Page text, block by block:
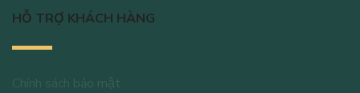
HỖ TRỢ KHÁCH HÀNG
Chính sách bảo mật